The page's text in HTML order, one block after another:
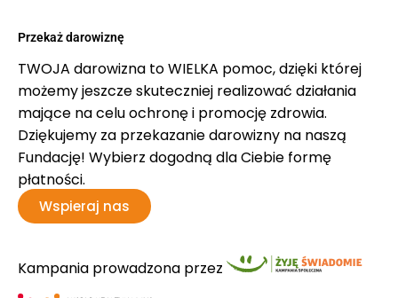
Przekaż darowiznę
TWOJA darowizna to WIELKA pomoc, dzięki której
możemy jeszcze skuteczniej realizować działania
mające na celu ochronę i promocję zdrowia.
Dziękujemy za przekazanie darowizny na naszą
Fundację! Wybierz dogodną dla Ciebie formę
płatności.
Wspieraj nas
Kampania prowadzona przez